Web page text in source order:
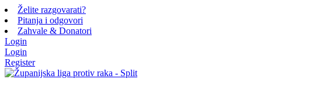
Želite razgovarati?
Pitanja i odgovori
Zahvale & Donatori
Login
Login
Register